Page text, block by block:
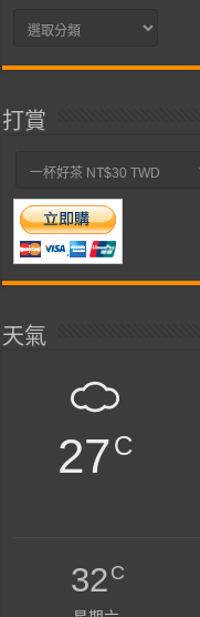
分
打賞
天氣
27C
32C